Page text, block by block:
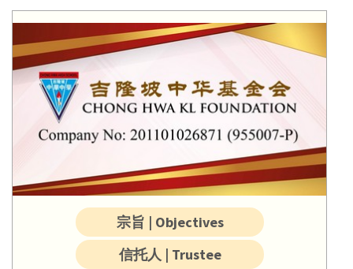
宗旨 | Objectives
信托人 | Trustee